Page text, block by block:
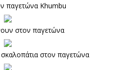
παγετώνα Khumbu
στον παγετώνα
στον παγετώνα